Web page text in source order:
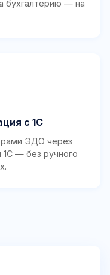
бухгалтерию — на
с 1С
ЭДО через
1С — без ручного